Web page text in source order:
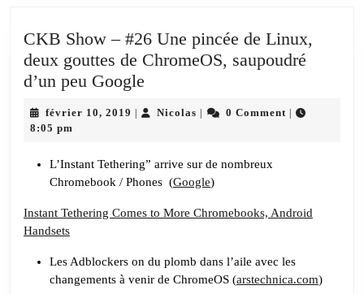
CKB Show – #26 Une pincée de Linux,
deux gouttes de ChromeOS, saupoudré
d’un peu Google
–
Une
pincée
de
gouttes
février 10, 2019 févrierNicolas Nicolas0 Comment
8:05 pm
L’Instant Tethering” arrive sur de nombreux
Chromebook / Phones (Google)
Instant Tethering Comes to More Chromebooks, Android
Handsets
Les Adblockers on du plomb dans l’aile avec les
changements à venir de ChromeOS (arstechnica.com)